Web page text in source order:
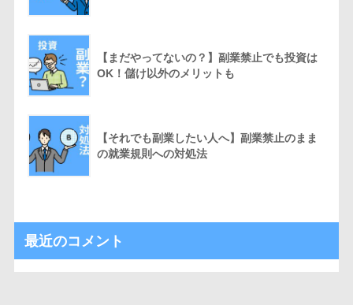
【まだやってないの？】副業禁止でも投資は
OK！儲け以外のメリットも
【それでも副業したい人へ】副業禁止のまま
の就業規則への対処法
最近のコメント